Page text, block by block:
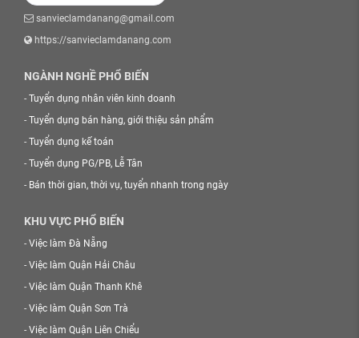
sanvieclamdanang@gmail.com
https://sanvieclamdanang.com
NGÀNH NGHỀ PHỔ BIẾN
- Tuyển dụng nhân viên kinh doanh
- Tuyển dụng bán hàng, giới thiệu sản phẩm
- Tuyển dụng kế toán
- Tuyển dụng PG/PB, Lễ Tân
- Bán thời gian, thời vụ, tuyển nhanh trong ngày
KHU VỰC PHỔ BIẾN
- Việc làm Đà Nẵng
- Việc làm Quận Hải Châu
- Việc làm Quận Thanh Khê
- Việc làm Quận Sơn Trà
- Việc làm Quận Liên Chiểu